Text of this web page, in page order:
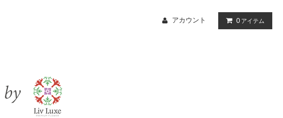
アカウント 0 アイテム